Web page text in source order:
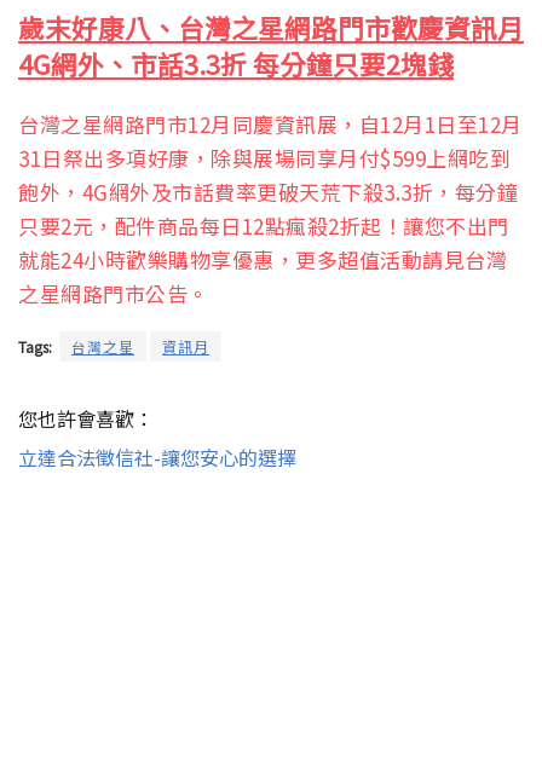
歲末好康八、台灣之星網路門市歡慶資訊月
4G網外、市話3.3折每分鐘只要2塊錢
台灣之星網路門市12月同慶資訊展，自12月1日至12月
31日祭出多項好康，除與展場同享月付$599上網吃到
飽外，4G網外及市話費率更破天荒下殺3.3折，每分鐘
只要2元，配件商品每日12點瘋殺2折起！讓您不出門
就能24小時歡樂購物享優惠，更多超值活動請見台灣
之星網路門市公告。
Tags: 台灣之星 資訊月
您也許會喜歡：
立達合法徵信社-讓您安心的選擇